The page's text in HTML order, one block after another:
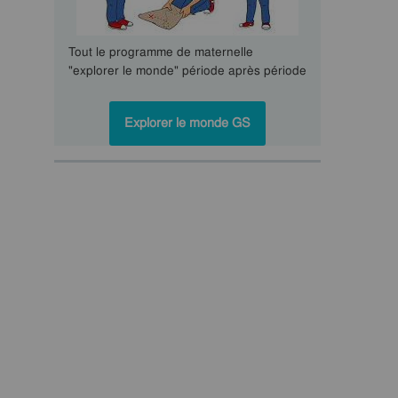
Tout le programme de maternelle
"explorer le monde" période après période
Explorer le monde GS